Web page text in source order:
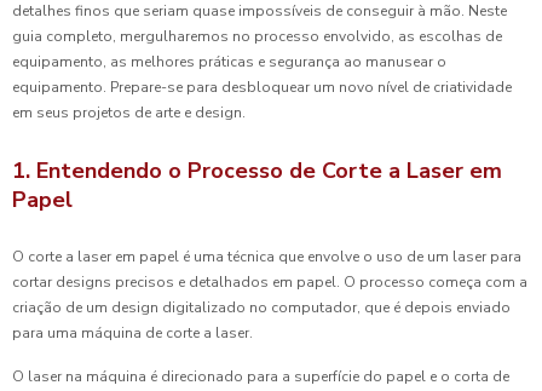
detalhes finos que seriam quase impossíveis de conseguir à mão. Neste
guia completo, mergulharemos no processo envolvido, as escolhas de
equipamento, as melhores práticas e segurança ao manusear o
equipamento. Prepare-se para desbloquear um novo nível de criatividade
em seus projetos de arte e design.
1. Entendendo o Processo de Corte a Laser em
Papel
O corte a laser em papel é uma técnica que envolve o uso de um laser para
cortar designs precisos e detalhados em papel. O processo começa com a
criação de um design digitalizado no computador, que é depois enviado
para uma máquina de corte a laser.
O laser na máquina é direcionado para a superfície do papel e o corta de